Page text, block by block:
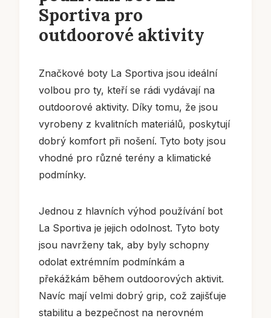
Sportiva pro
outdoorové aktivity
Značkové boty La Sportiva jsou ideální
volbou pro ty, kteří se rádi vydávají na
outdoorové aktivity. Díky tomu, že jsou
vyrobeny z kvalitních materiálů, poskytují
dobrý komfort při nošení. Tyto boty jsou
vhodné pro různé terény a klimatické
podmínky.
Jednou z hlavních výhod používání bot
La Sportiva je jejich odolnost. Tyto boty
jsou navrženy tak, aby byly schopny
odolat extrémním podmínkám a
překážkám během outdoorových aktivit.
Navíc mají velmi dobrý grip, což zajišťuje
stabilitu a bezpečnost na nerovném